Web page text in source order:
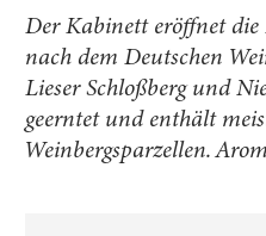
Der Kabinett eröffnet
nach dem Deutschen
Lieser Schloßberg und
geerntet und enthält
Weinbergsparzellen.